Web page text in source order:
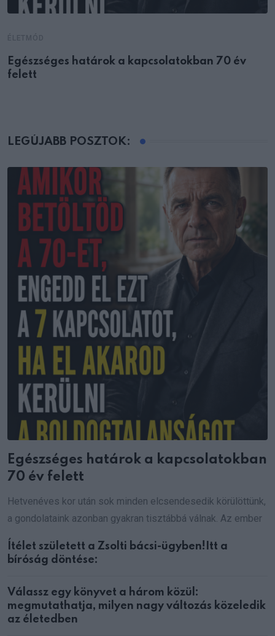
Egészséges határok a kapcsolatokban 70 év
felett
LEGÚJABB POSZTOK:
Egészséges határok a kapcsolatokban
70 év felett
Hetvenéves kor után sok minden elcsendesedik körülöttünk,
a gondolataink azonban gyakran tisztábbá válnak. Az ember
Ítélet született a Zsolti bácsi-ügyben!Itt a
bíróság döntése:
Válassz egy könyvet a három közül:
megmutathatja, milyen nagy változás közeledik
az életedben